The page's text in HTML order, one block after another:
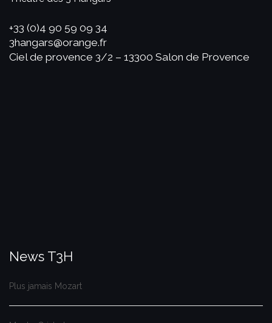
+33 (0)4 90 59 09 34
3hangars@orange.fr
Ciel de provence 3/2 – 13300 Salon de Provence
News T3H
Plus jamais Mozart